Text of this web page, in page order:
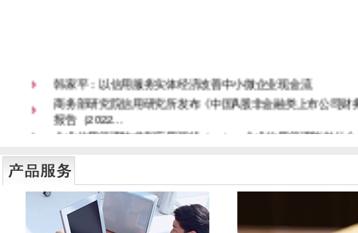
韩家平：以信用服务实体经济改善中小微企业现金流
商务部研究院信用研究所发布《中国A股非金融类上市公司财
报告（2022...
企业信用管理技术和应用现状（一）：企业信用管理能做什
韩家平：“十四五”社会信用体系建设趋势展望
国务院领导小组办公室：综合利用行内以及外部征信等信息
价和风险管控能...
《中国市场主体发展活力研究报告（2011-2020）》发布